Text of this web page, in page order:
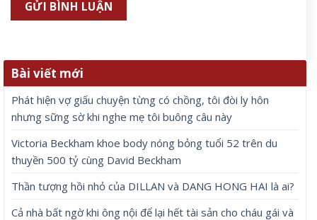
Bài viết mới
Phát hiện vợ giấu chuyện từng có chồng, tôi đòi ly hôn
nhưng sững sờ khi nghe mẹ tôi buông câu này
Victoria Beckham khoe body nóng bỏng tuổi 52 trên du
thuyền 500 tỷ cùng David Beckham
Thần tượng hồi nhỏ của DILLAN và DANG HONG HAI là ai?
Cả nhà bất ngờ khi ông nội để lại hết tài sản cho cháu gái và